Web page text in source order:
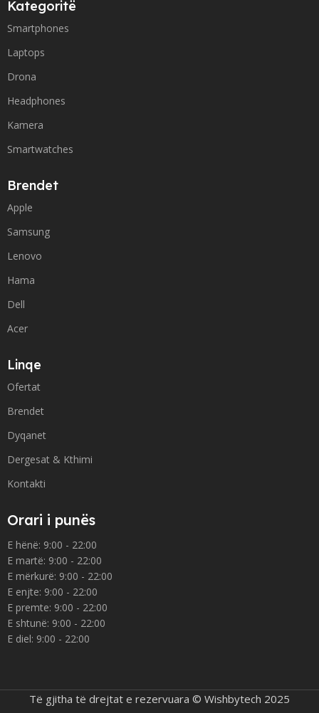
Kategoritë
Smartphones
Laptops
Drona
Headphones
Kamera
Smartwatches
Brendet
Apple
Samsung
Lenovo
Hama
Dell
Acer
Linqe
Ofertat
Brendet
Dyqanet
Dergesat & Kthimi
Kontakti
Orari i punës
E hënë: 9:00 - 22:00
E martë: 9:00 - 22:00
E mërkurë: 9:00 - 22:00
E enjte: 9:00 - 22:00
E premte: 9:00 - 22:00
E shtunë: 9:00 - 22:00
E diel: 9:00 - 22:00
Të gjitha të drejtat e rezervuara © Wishbytech 2025